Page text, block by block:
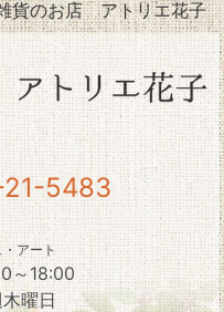
貨のお店 アトリエ花子
5483
アート
～18:00
曜日